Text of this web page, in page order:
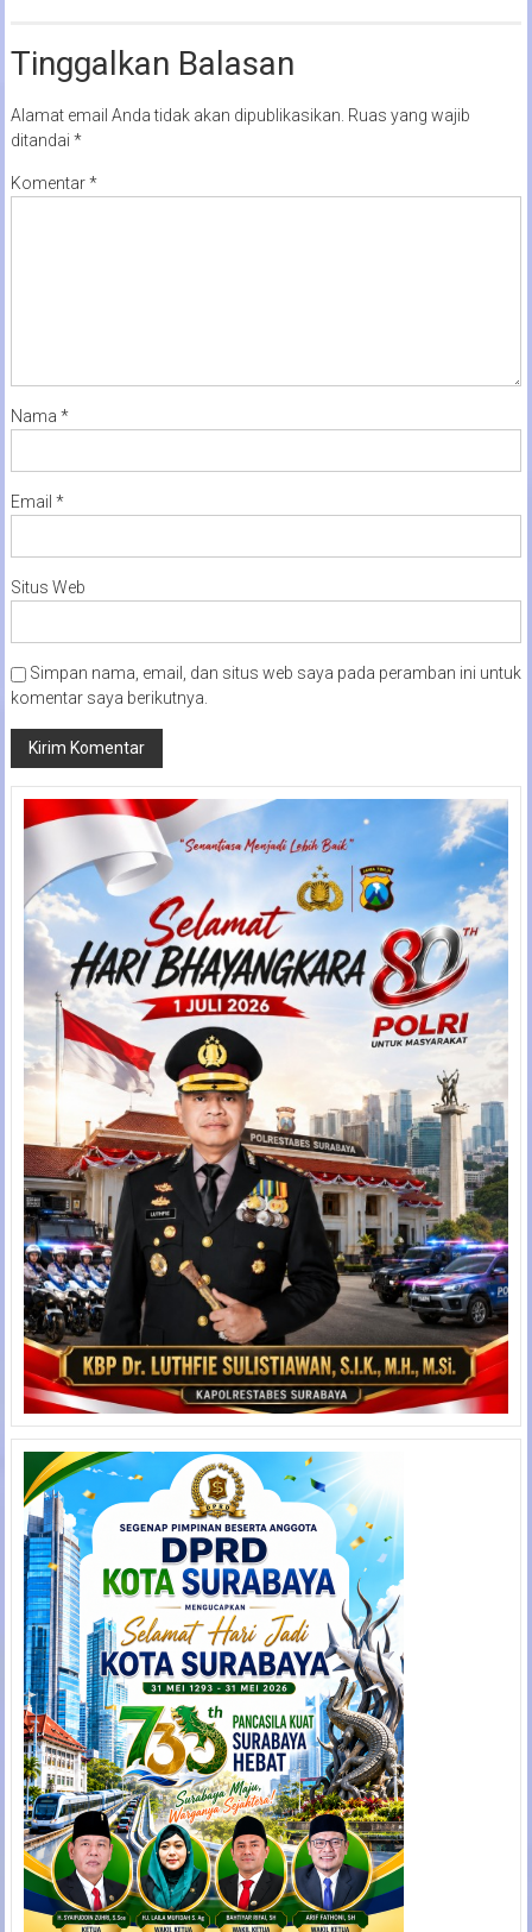
Tinggalkan Balasan
Alamat email Anda tidak akan dipublikasikan. Ruas yang wajib
ditandai *
Komentar*
Nama *
Email *
Situs Web
Simpan nama, email, dan situs web saya pada peramban ini untuk
komentar saya berikutnya.